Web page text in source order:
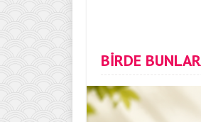
BİRDE